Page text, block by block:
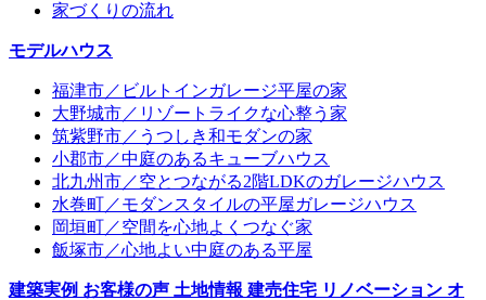
家づくりの流れ
モデルハウス
福津市／ビルトインガレージ平屋の家
大野城市／リゾートライクな心整う家
筑紫野市／うつしき和モダンの家
小郡市／中庭のあるキューブハウス
北九州市／空とつながる2階LDKのガレージハウス
水巻町／モダンスタイルの平屋ガレージハウス
岡垣町／空間を心地よくつなぐ家
飯塚市／心地よい中庭のある平屋
建築実例 お客様の声 土地情報 建売住宅 リノベーション オ